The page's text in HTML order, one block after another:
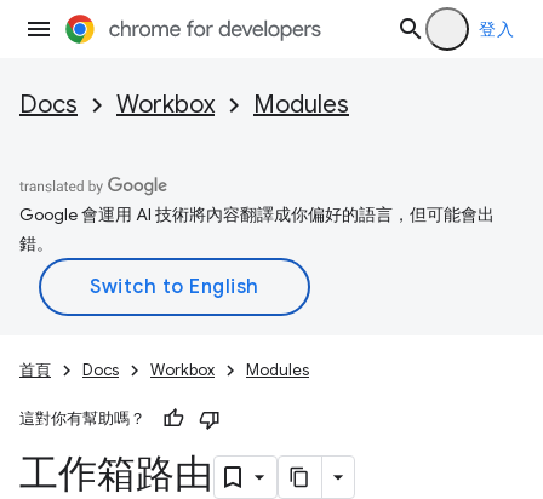
登入
Docs Workbox Modules
Google 會運用 AI 技術將內容翻譯成你偏好的語言，但可能會出
錯。
首頁 Docs Workbox Modules
這對你有幫助嗎？
工作箱路由